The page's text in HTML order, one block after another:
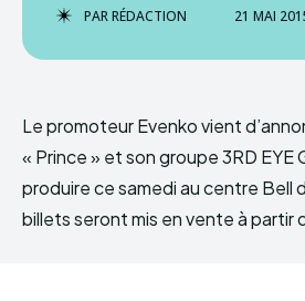
PARRÉDACTION 21 MAI
Le promoteur Evenko vient
« Prince » et son groupe 3RD EYE
produire ce samedi au centre Bell
billets seront mis en vente à partir